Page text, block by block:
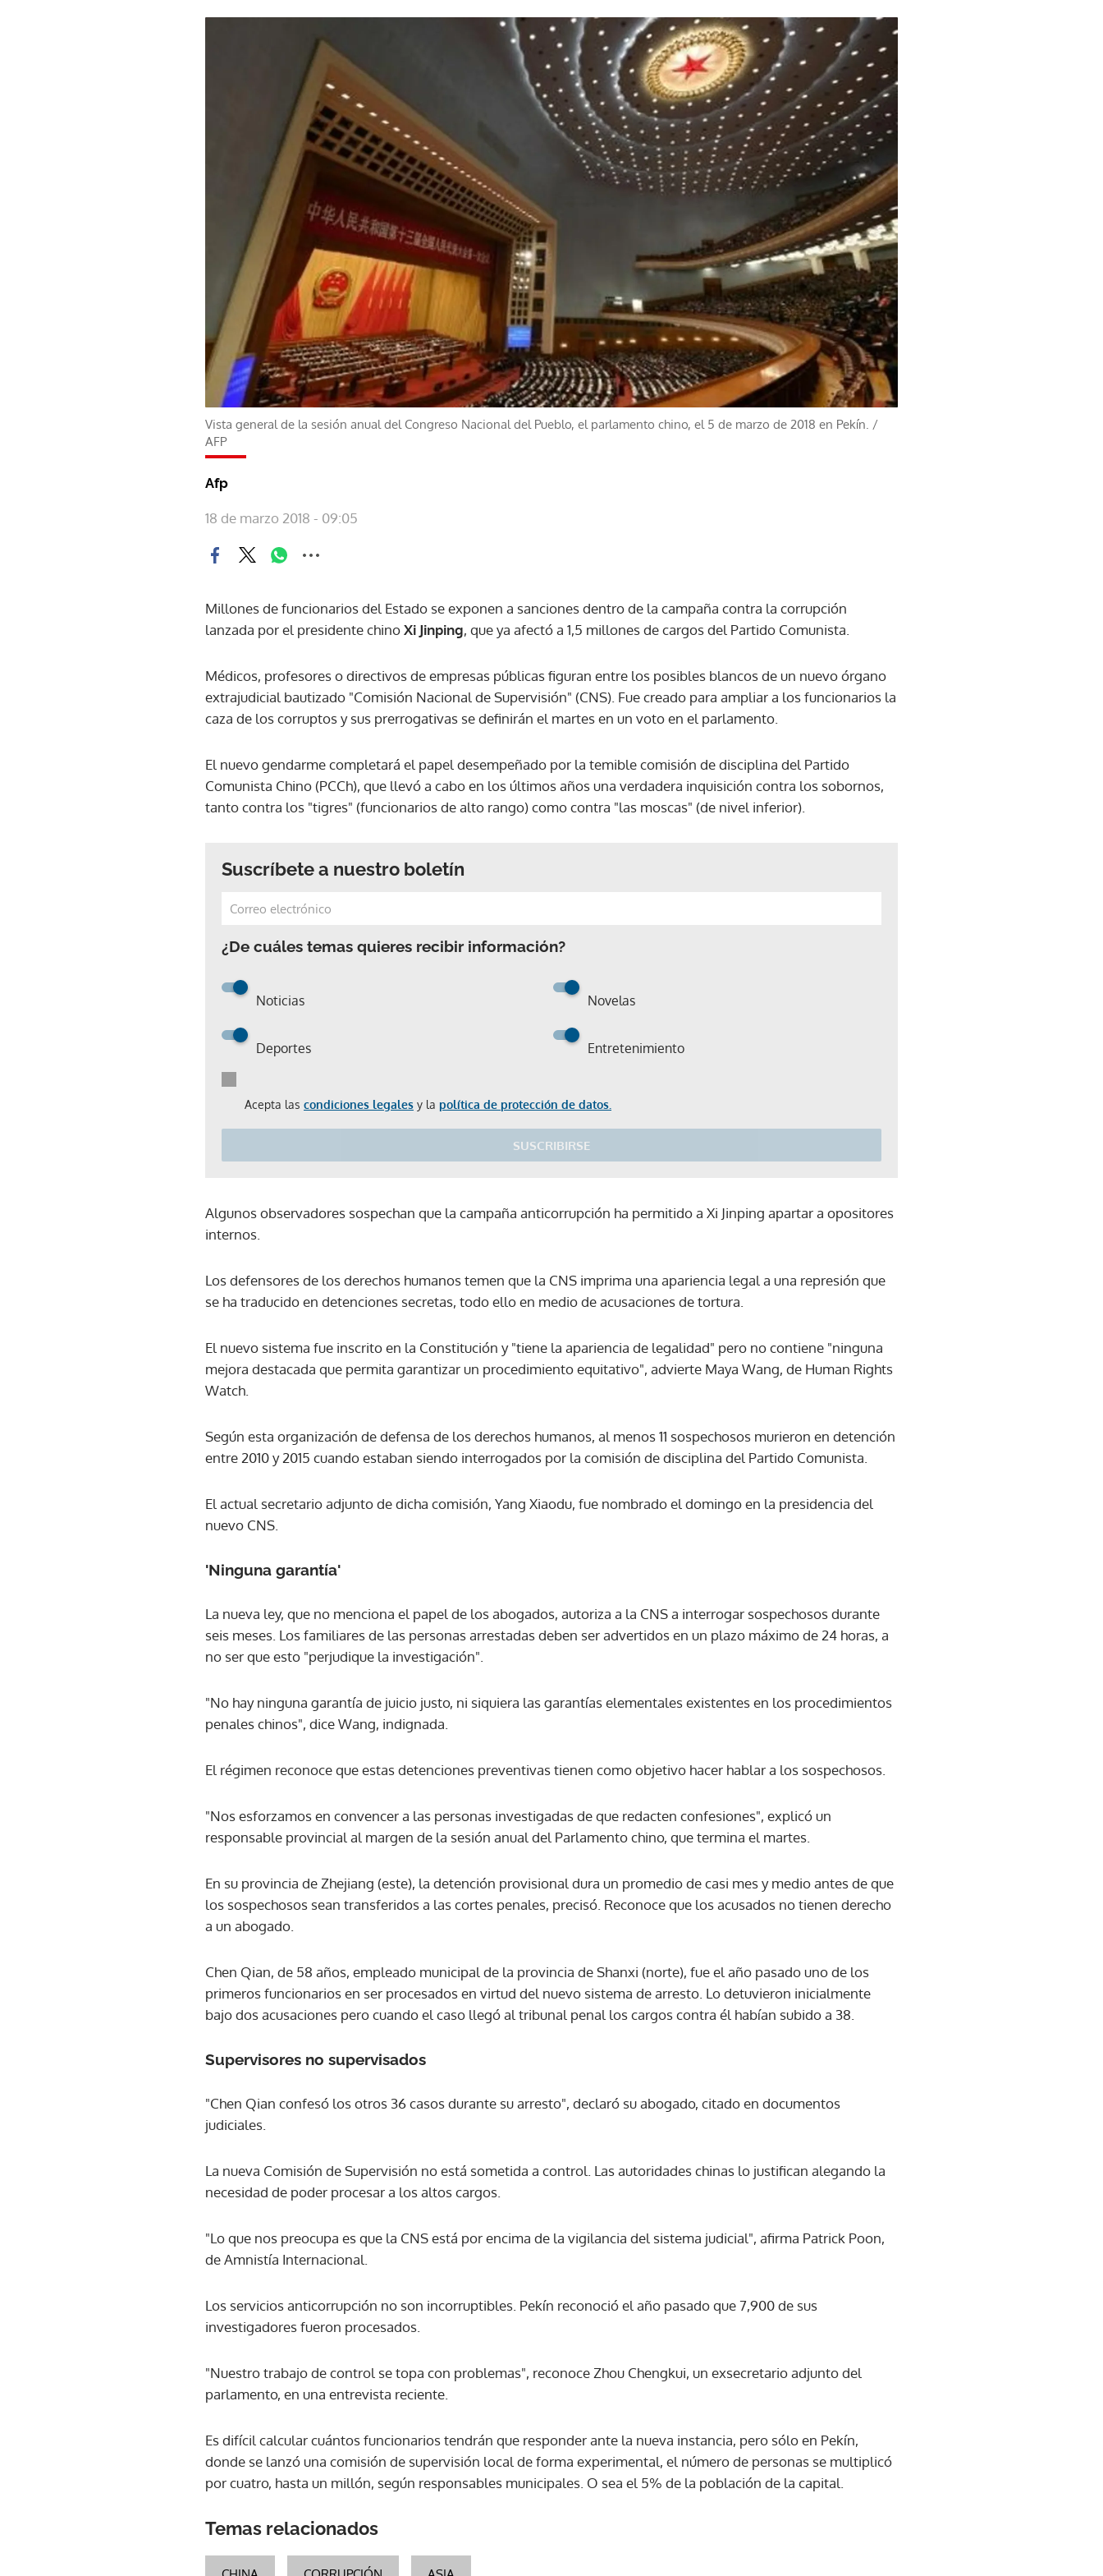
Vista general de la sesión anual del Congreso Nacional del Pueblo, el parlamento chino, el 5 de marzo de 2018 en Pekín. /
AFP
Afp
18 de marzo 2018 - 09:05
Millones de funcionarios del Estado se exponen a sanciones dentro de la campaña contra la corrupción
lanzada por el presidente chinoXi Jinping, que ya afectó a 1,5 millones de cargos del Partido Comunista.
Médicos, profesores o directivos de empresas públicas figuran entre los posibles blancos de un nuevo órgano
extrajudicial bautizado "Comisión Nacional de Supervisión" (CNS). Fue creado para ampliar a los funcionarios la
caza de los corruptos y sus prerrogativas se definirán el martes en un voto en el parlamento.
El nuevo gendarme completará el papel desempeñado por la temible comisión de disciplina del Partido
Comunista Chino (PCCh), que llevó a cabo en los últimos años una verdadera inquisición contra los sobornos,
tanto contra los "tigres" (funcionarios de alto rango) como contra "las moscas" (de nivel inferior).
Suscríbete a nuestro boletín
¿De cuáles temas quieres recibir información?
Noticias Novelas
Deportes Entretenimiento
Acepta las condiciones legales y la política de protección de datos.
SUSCRIBIRSE
Gracias por suscribirte a nuestro boletín.
Algunos observadores sospechan que la campaña anticorrupción ha permitido a Xi Jinping apartar a opositores
internos.
Los defensores de los derechos humanos temen que la CNS imprima una apariencia legal a una represión que
se ha traducido en detenciones secretas, todo ello en medio de acusaciones de tortura.
El nuevo sistema fue inscrito en la Constitución y "tiene la apariencia de legalidad" pero no contiene "ninguna
mejora destacada que permita garantizar un procedimiento equitativo", advierte Maya Wang, de Human Rights
Watch.
Según esta organización de defensa de los derechos humanos, al menos 11 sospechosos murieron en detención
entre 2010 y 2015 cuando estaban siendo interrogados por la comisión de disciplina del Partido Comunista.
El actual secretario adjunto de dicha comisión, Yang Xiaodu, fue nombrado el domingo en la presidencia del
nuevo CNS.
'Ninguna garantía'
La nueva ley, que no menciona el papel de los abogados, autoriza a la CNS a interrogar sospechosos durante
seis meses. Los familiares de las personas arrestadas deben ser advertidos en un plazo máximo de 24 horas, a
no ser que esto "perjudique la investigación".
"No hay ninguna garantía de juicio justo, ni siquiera las garantías elementales existentes en los procedimientos
penales chinos", dice Wang, indignada.
El régimen reconoce que estas detenciones preventivas tienen como objetivo hacer hablar a los sospechosos.
"Nos esforzamos en convencer a las personas investigadas de que redacten confesiones", explicó un
responsable provincial al margen de la sesión anual del Parlamento chino, que termina el martes.
En su provincia de Zhejiang (este), la detención provisional dura un promedio de casi mes y medio antes de que
los sospechosos sean transferidos a las cortes penales, precisó. Reconoce que los acusados no tienen derecho
a un abogado.
Chen Qian, de 58 años, empleado municipal de la provincia de Shanxi (norte), fue el año pasado uno de los
primeros funcionarios en ser procesados en virtud del nuevo sistema de arresto. Lo detuvieron inicialmente
bajo dos acusaciones pero cuando el caso llegó al tribunal penal los cargos contra él habían subido a 38.
Supervisores no supervisados
"Chen Qian confesó los otros 36 casos durante su arresto", declaró su abogado, citado en documentos
judiciales.
La nueva Comisión de Supervisión no está sometida a control. Las autoridades chinas lo justifican alegando la
necesidad de poder procesar a los altos cargos.
"Lo que nos preocupa es que la CNS está por encima de la vigilancia del sistema judicial", afirma Patrick Poon,
de Amnistía Internacional.
Los servicios anticorrupción no son incorruptibles. Pekín reconoció el año pasado que 7,900 de sus
investigadores fueron procesados.
"Nuestro trabajo de control se topa con problemas", reconoce Zhou Chengkui, un exsecretario adjunto del
parlamento, en una entrevista reciente.
Es difícil calcular cuántos funcionarios tendrán que responder ante la nueva instancia, pero sólo en Pekín,
donde se lanzó una comisión de supervisión local de forma experimental, el número de personas se multiplicó
por cuatro, hasta un millón, según responsables municipales. O sea el 5% de la población de la capital.
Temas relacionados